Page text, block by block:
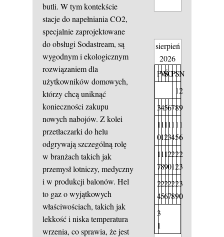
butli. W tym kontekście
stacje do napełniania CO2,
specjalnie zaprojektowane
do obsługi Sodastream, są
wygodnym i ekologicznym
rozwiązaniem dla
użytkowników domowych,
którzy chcą uniknąć
konieczności zakupu
nowych nabojów. Z kolei
przetłaczarki do helu
odgrywają szczególną rolę
w branżach takich jak
przemysł lotniczy, medyczny
i w produkcji balonów. Hel
to gaz o wyjątkowych
właściwościach, takich jak
lekkość i niska temperatura
wrzenia, co sprawia, że jest
sierpień
2026
PW
ŚCPSN
12
3456789
1
0
1
1
1
2
1
3
1
4
1
5
1
6
1
7
1
8
1
9
2
0
2
1
2
2
2
3
2
4
2
5
2
6
2
7
2
8
2
9
3
0
3
1